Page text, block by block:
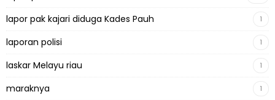
lapor pak kajari diduga Kades Pauh 1
laporan polisi 1
laskar Melayu riau 1
maraknya 1